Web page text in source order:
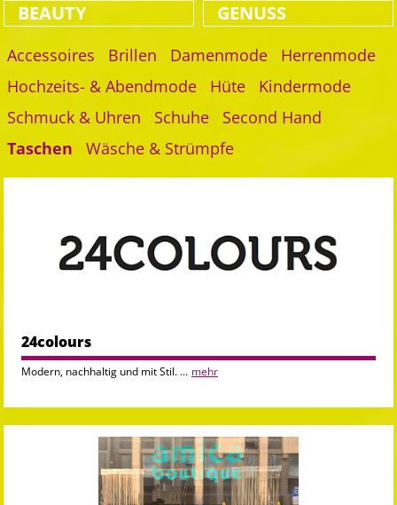
Accessoires Brillen Damenmode
Herrenmode
Hochzeits- & Abendmode
Hüte
Kindermode
Schmuck & Uhren
Schuhe
Second Hand
Taschen
Wäsche & Strümpfe
BEAUTY
GENUSS
24colours
Modern, nachhaltig und mit Stil. ... mehr